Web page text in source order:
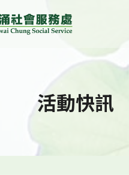
活動快訊